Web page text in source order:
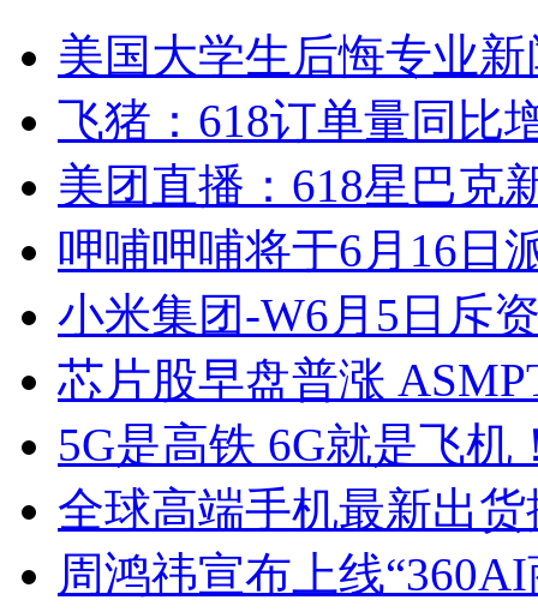
美国大学生后悔专业
飞猪：618订单量同比
美团直播：618星巴克
呷哺呷哺将于6月16日
小米集团-W6月5日斥
芯片股早盘普涨
5G是高铁 6G就是飞
全球高端手机最新出
周鸿祎宣布上线